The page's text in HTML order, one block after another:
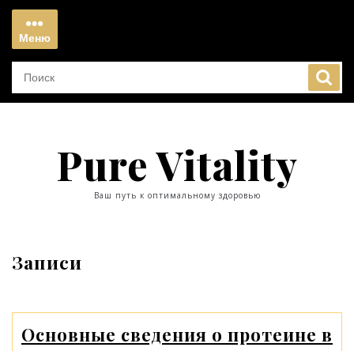
Перейти
содержимому
Меню
Меню
Pure Vitality
Ваш путь к оптимальному здоровью
Записи
Основные сведения о протеине в